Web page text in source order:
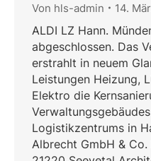
Von hls-admin 14.
ALDI LZ Hann.
abgeschlossen. Das
erstrahlt in neuem
Leistungen Heizung,
Elektro die
Logistikzentrums in
Albrecht GmbH &